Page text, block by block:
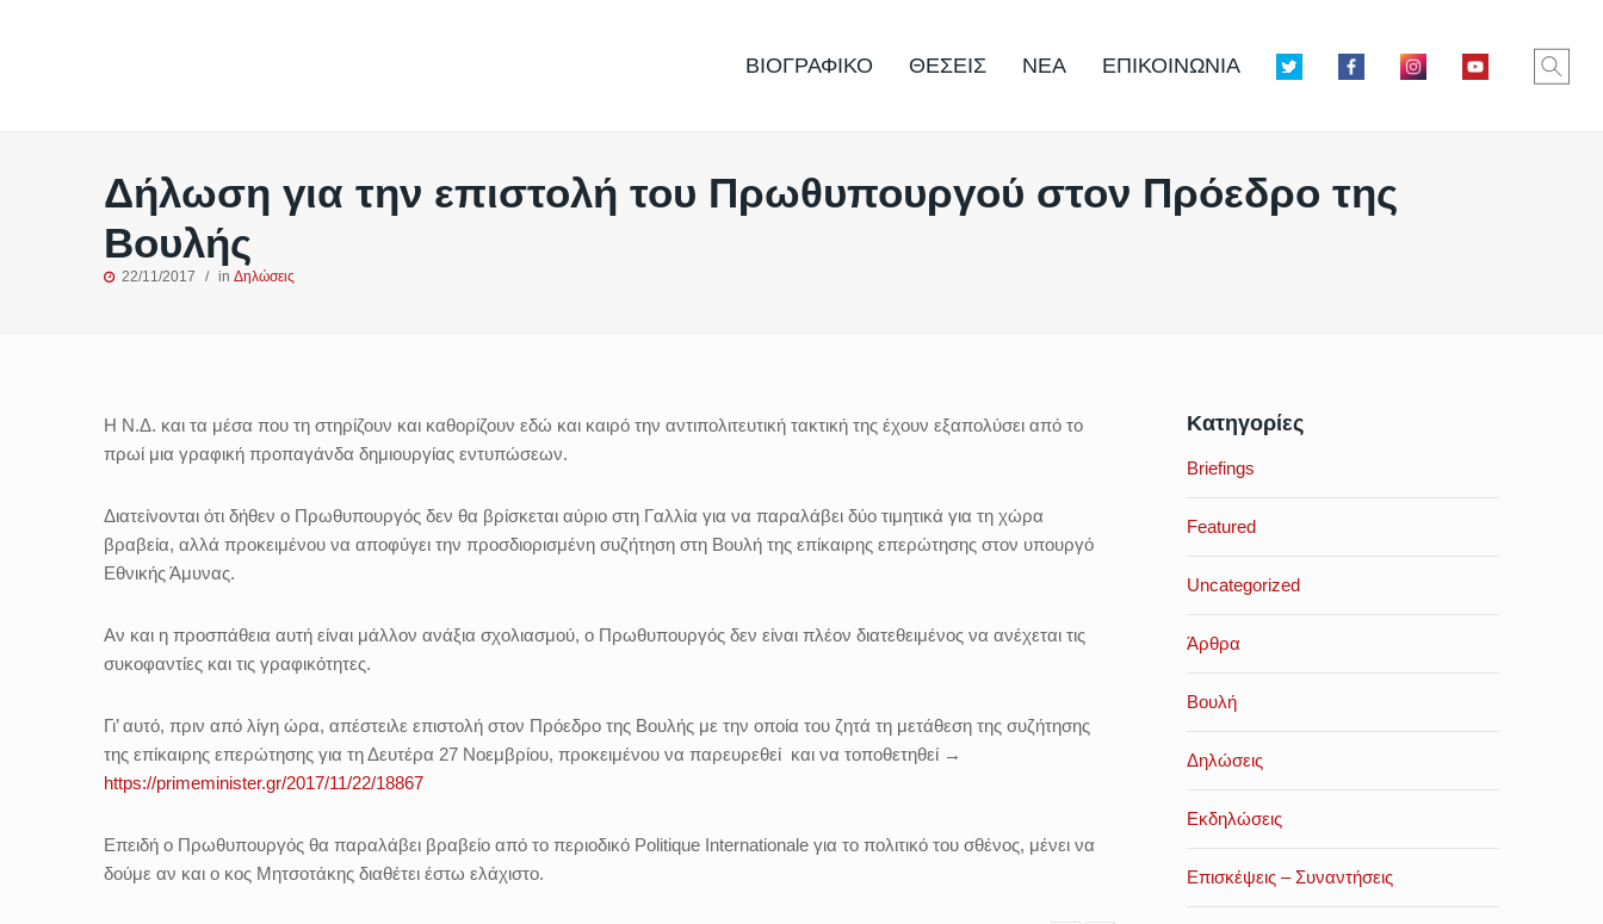
ΒΙΟΓΡΑΦΙΚΟ ΘΕΣΕΙΣ ΝΕΑ ΕΠΙΚΟΙΝΩΝΙΑ
Δήλωση για την επιστολή του Πρωθυπουργού στον Πρόεδρο της
Βουλής
22/11/2017 in Δηλώσεις
Η Ν.Δ. και τα μέσα που τη στηρίζουν και καθορίζουν εδώ και καιρό την αντιπολιτευτική τακτική της έχουν εξαπολύσει από το
πρωί μια γραφική προπαγάνδα δημιουργίας εντυπώσεων.
Διατείνονται ότι δήθεν ο Πρωθυπουργός δεν θα βρίσκεται αύριο στη Γαλλία για να παραλάβει δύο τιμητικά για τη χώρα
βραβεία, αλλά προκειμένου να αποφύγει την προσδιορισμένη συζήτηση στη Βουλή της επίκαιρης επερώτησης στον υπουργό
Εθνικής Άμυνας.
Αν και η προσπάθεια αυτή είναι μάλλον ανάξια σχολιασμού, ο Πρωθυπουργός δεν είναι πλέον διατεθειμένος να ανέχεται τις
συκοφαντίες και τις γραφικότητες.
Γι’ αυτό, πριν από λίγη ώρα, απέστειλε επιστολή στον Πρόεδρο της Βουλής με την οποία του ζητά τη μετάθεση της συζήτησης
της επίκαιρης επερώτησης για τη Δευτέρα 27 Νοεμβρίου, προκειμένου να παρευρεθεί και να τοποθετηθεί →
https://primeminister.gr/2017/11/22/18867
Επειδή ο Πρωθυπουργός θα παραλάβει βραβείο από το περιοδικό Politique Internationale για το πολιτικό του σθένος, μένει να
δούμε αν και ο κος Μητσοτάκης διαθέτει έστω ελάχιστο.
Κατηγορίες
Briefings
Featured
Uncategorized
Άρθρα
Βουλή
Δηλώσεις
Εκδηλώσεις
Επισκέψεις – Συναντήσεις